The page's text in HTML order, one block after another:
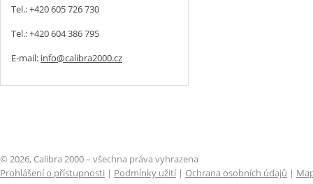
Tel.: +420 605 726 730
Tel.: +420 604 386 795
E-mail: info@calibra2000.cz
© 2026, Calibra 2000 – všechna práva vyhrazena
Prohlášení o přístupnosti | Podmínky užití| Ochrana osobních údajů |